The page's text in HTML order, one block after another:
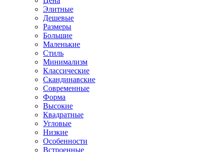
Элитные
Дешевые
Размеры
Большие
Маленькие
Стиль
Минимализм
Классические
Скандинавские
Современные
Форма
Высокие
Квадратные
Угловые
Низкие
Особенности
Встроенные